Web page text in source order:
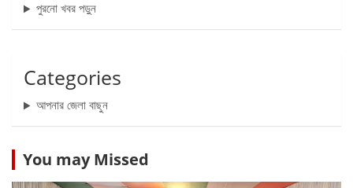
পুরনো খবর পড়ুন
Categories
আপনার জেলা বাছুন
You may Missed